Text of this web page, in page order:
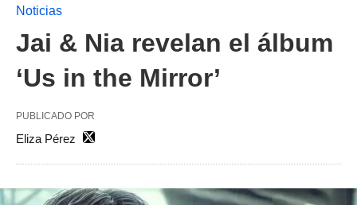
Noticias
Jai & Nia revelan el álbum
‘Us in the Mirror’
PUBLICADO POR
Eliza Pérez